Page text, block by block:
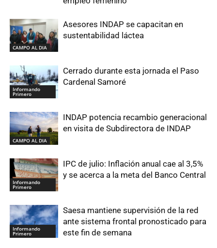
CAMPO AL DIA
Asesores INDAP se capacitan en
sustentabilidad láctea
Informando
Primero
Cerrado durante esta jornada el Paso
Cardenal Samoré
CAMPO AL DIA
INDAP potencia recambio generacional
en visita de Subdirectora de INDAP
Informando
Primero
IPC de julio: Inflación anual cae al 3,5%
y se acerca a la meta del Banco Central
Informando
Primero
Saesa mantiene supervisión de la red
ante sistema frontal pronosticado para
este fin de semana